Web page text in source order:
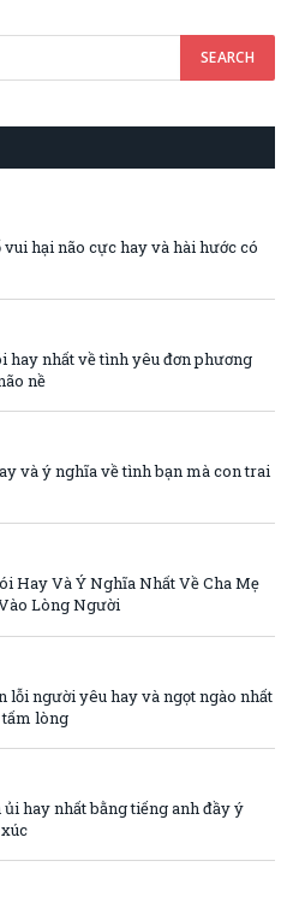
hại não cực hay và hài hước có
hay nhất về tình yêu đơn phương
nề
và ý nghĩa về tình bạn mà con trai
Hay Và Ý Nghĩa Nhất Về Cha Mẹ
Lòng Người
lỗi người yêu hay và ngọt ngào nhất
lòng
hay nhất bằng tiếng anh đầy ý